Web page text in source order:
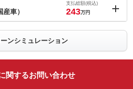
力にサポートします。
車）
支払総額(税込)
243万円
ーンシミュレーション
関するお問い合わせ